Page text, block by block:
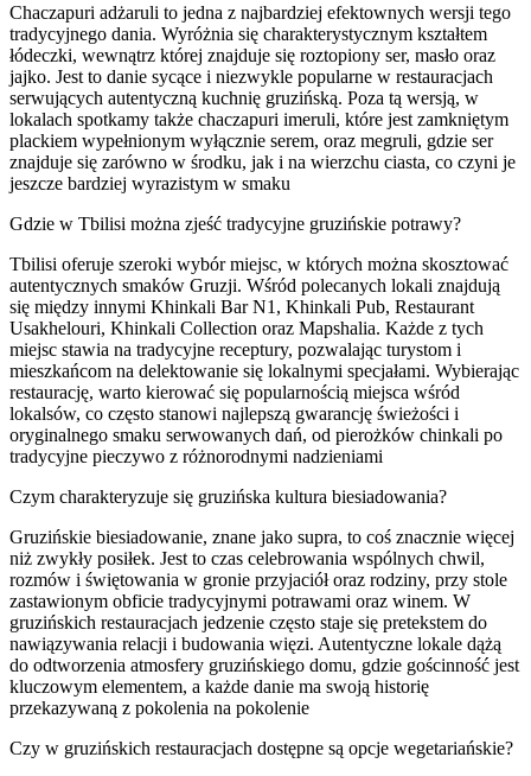
Chaczapuri adżaruli to jedna z najbardziej efektownych wersji tego
tradycyjnego dania. Wyróżnia się charakterystycznym kształtem
łódeczki, wewnątrz której znajduje się roztopiony ser, masło oraz
jajko. Jest to danie sycące i niezwykle popularne w restauracjach
serwujących autentyczną kuchnię gruzińską. Poza tą wersją, w
lokalach spotkamy także chaczapuri imeruli, które jest zamkniętym
plackiem wypełnionym wyłącznie serem, oraz megruli, gdzie ser
znajduje się zarówno w środku, jak i na wierzchu ciasta, co czyni je
jeszcze bardziej wyrazistym w smaku
Gdzie w Tbilisi można zjeść tradycyjne gruzińskie potrawy?
Tbilisi oferuje szeroki wybór miejsc, w których można skosztować
autentycznych smaków Gruzji. Wśród polecanych lokali znajdują
się między innymi Khinkali Bar N1, Khinkali Pub, Restaurant
Usakhelouri, Khinkali Collection oraz Mapshalia. Każde z tych
miejsc stawia na tradycyjne receptury, pozwalając turystom i
mieszkańcom na delektowanie się lokalnymi specjałami. Wybierając
restaurację, warto kierować się popularnością miejsca wśród
lokalsów, co często stanowi najlepszą gwarancję świeżości i
oryginalnego smaku serwowanych dań, od pierożków chinkali po
tradycyjne pieczywo z różnorodnymi nadzieniami
Czym charakteryzuje się gruzińska kultura biesiadowania?
Gruzińskie biesiadowanie, znane jako supra, to coś znacznie więcej
niż zwykły posiłek. Jest to czas celebrowania wspólnych chwil,
rozmów i świętowania w gronie przyjaciół oraz rodziny, przy stole
zastawionym obficie tradycyjnymi potrawami oraz winem. W
gruzińskich restauracjach jedzenie często staje się pretekstem do
nawiązywania relacji i budowania więzi. Autentyczne lokale dążą
do odtworzenia atmosfery gruzińskiego domu, gdzie gościnność jest
kluczowym elementem, a każde danie ma swoją historię
przekazywaną z pokolenia na pokolenie
Czy w gruzińskich restauracjach dostępne są opcje wegetariańskie?